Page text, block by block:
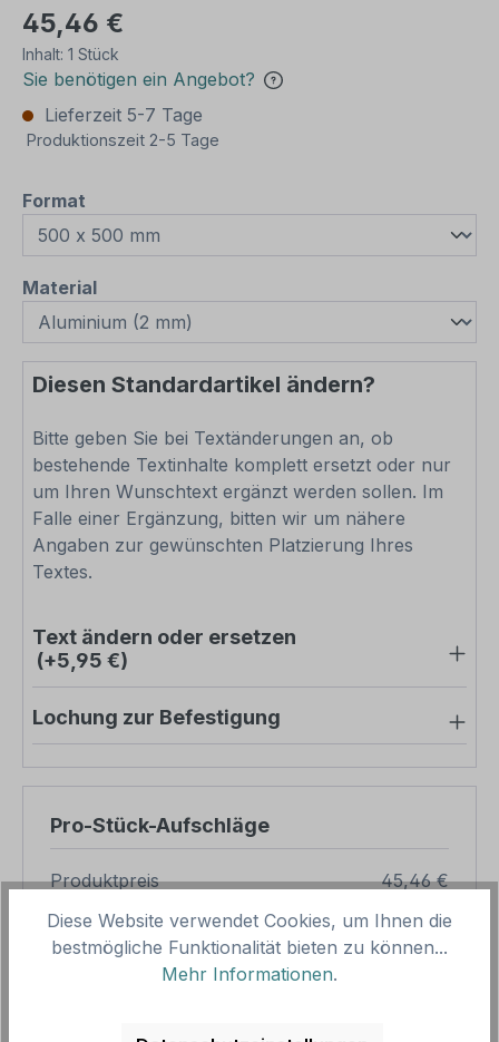
45,46 €
Inhalt: 1 Stück
Sie benötigen ein Angebot?
Lieferzeit 5-7 Tage
Produktionszeit 2-5 Tage
Format
Materialauswählen
Diesen Standardartikel ändern?
Bitte geben Sie bei Textänderungen an, ob
bestehende Textinhalte komplett ersetzt oder nur
um Ihren Wunschtext ergänzt werden sollen. Im
Falle einer Ergänzung, bitten wir um nähere
Angaben zur gewünschten Platzierung Ihres
Textes.
Text ändern oder ersetzen
(+5,95 €)
Lochung zur Befestigung
Pro-Stück-Aufschläge
Produktpreis
45,46 €
Zwischensumme
45,46 €
Zusammenfassung
Diese Website verwendet Cookies, um Ihnen die
bestmögliche Funktionalität bieten zu können...
Mehr Informationen.